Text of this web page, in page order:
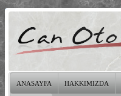
ANASAYFA HAKKIMIZDA